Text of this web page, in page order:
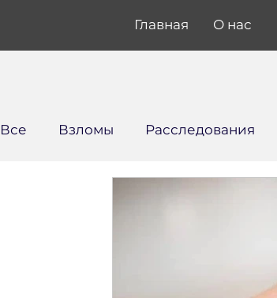
Главная О нас
Все Взломы Расследования